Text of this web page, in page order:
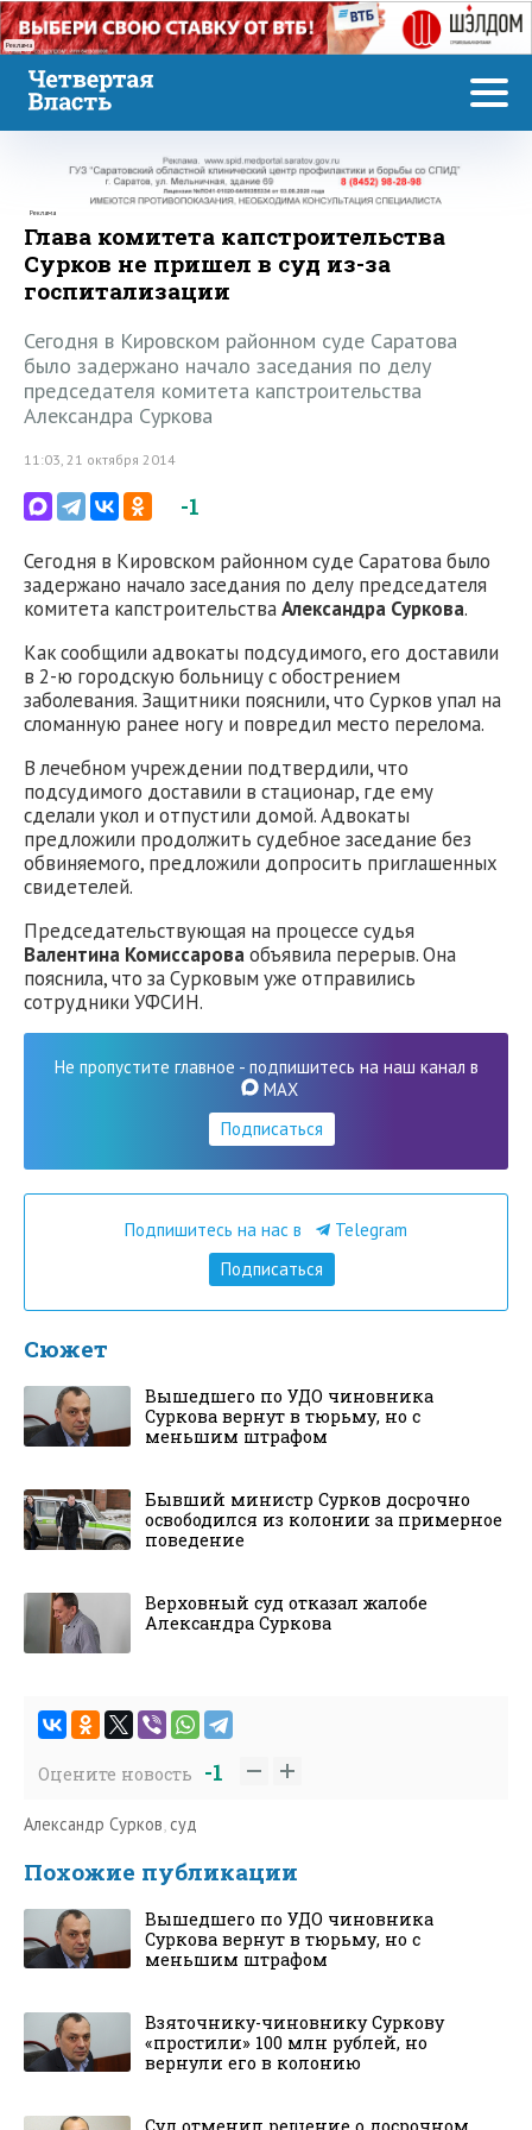
Реклама
Реклама
Глава комитета капстроительства
Сурков не пришел в суд из-за
госпитализации
Сегодня в Кировском районном суде Саратова
было задержано начало заседания по делу
председателя комитета капстроительства
Александра Суркова
11:03, 21 октября 2014
-1
Сегодня в Кировском районном суде Саратова было
задержано начало заседания по делу председателя
комитета капстроительстваАлександра Суркова.
Как сообщили адвокаты подсудимого, его доставили
в 2-ю городскую больницу с обострением
заболевания. Защитники пояснили, что Сурков упал на
сломанную ранее ногу и повредил место перелома.
В лечебном учреждении подтвердили, что
подсудимого доставили в стационар, где ему
сделали укол и отпустили домой. Адвокаты
предложили продолжить судебное заседание без
обвиняемого, предложили допросить приглашенных
свидетелей.
Председательствующая на процессе судья
Валентина Комиссароваобъявила перерыв. Она
пояснила, что за Сурковым уже отправились
сотрудники УФСИН.
Не пропустите главное - подпишитесь на наш канал в
MAX
Подписаться
Подпишитесь на нас в
Telegram
Подписаться
Сюжет
Вышедшего по УДО чиновника
Суркова вернут в тюрьму, но с
меньшим штрафом
Бывший министр Сурков досрочно
освободился из колонии за примерное
поведение
Верховный суд отказал жалобе
Александра Суркова
Оцените новость -1
Александр Сурков суд
Похожие публикации
Вышедшего по УДО чиновника
Суркова вернут в тюрьму, но с
меньшим штрафом
Взяточнику-чиновнику Суркову
«простили» 100 млн рублей, но
вернули его в колонию